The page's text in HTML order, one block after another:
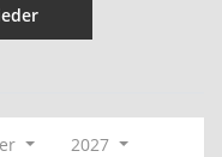
2027